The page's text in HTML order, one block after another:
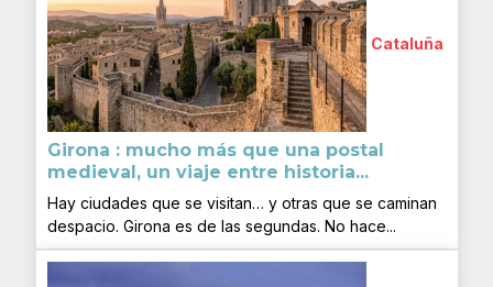
Cataluña
Girona : mucho más que una postal
medieval, un viaje entre historia...
Hay ciudades que se visitan… y otras que se caminan
despacio. Girona es de las segundas. No hace...